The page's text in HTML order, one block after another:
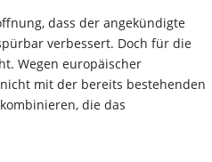
dass der angekündigte
verbessert. Doch für die
Wegen europäischer
mit der bereits bestehenden
die das